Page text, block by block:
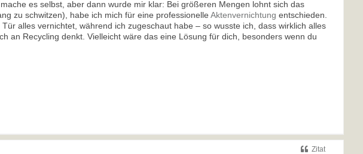
es selbst, aber dann wurde mir klar: Bei größeren Mengen lohnt sich das
zu schwitzen), habe ich mich für eine professionelle Aktenvernichtung entschieden.
alles vernichtet, während ich zugeschaut habe – so wusste ich, dass wirklich alles
an Recycling denkt. Vielleicht wäre das eine Lösung für dich, besonders wenn du
Zitat